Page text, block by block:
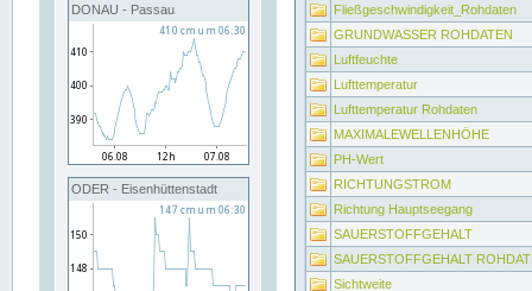
DONAU - Passau
ODER - Eisenhüttenstadt
Fließgeschwindigkeit_Rohdaten
GRUNDWASSER ROHDATEN
Luftfeuchte
Lufttemperatur
Lufttemperatur Rohdaten
MAXIMALEWELLENHÖHE
PH-Wert
RICHTUNGSTROM
Richtung Hauptseegang
SAUERSTOFFGEHALT
SAUERSTOFFGEHALT
Sichtweite